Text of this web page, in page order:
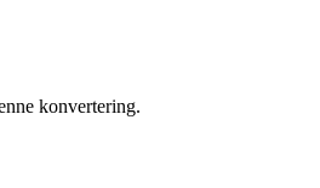
konvertering.